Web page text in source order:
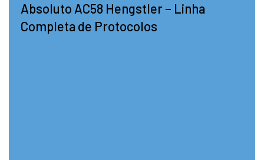
Absoluto AC58 Hengstler – Linha
Completa de Protocolos